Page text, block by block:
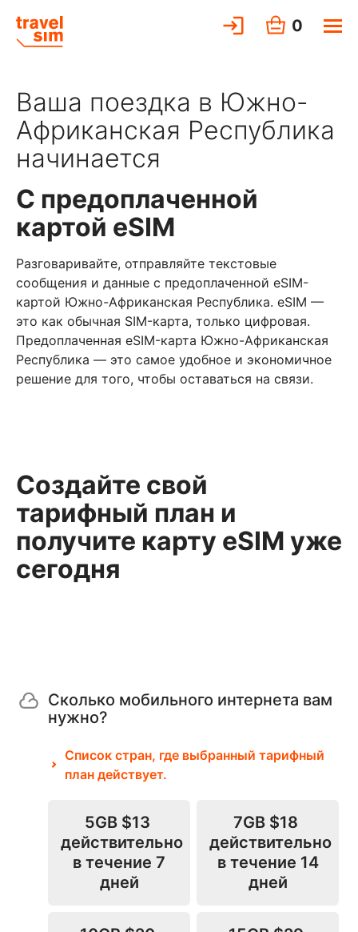
0
Ваша поездка в Южно-
Африканская Республика
начинается
С предоплаченной
картой eSIM
Разговаривайте, отправляйте текстовые
сообщения и данные с предоплаченной eSIM-
картой Южно-Африканская Республика. eSIM —
это как обычная SIM-карта, только цифровая.
Предоплаченная eSIM-карта Южно-Африканская
Республика — это самое удобное и экономичное
решение для того, чтобы оставаться на связи.
Создайте свой
тарифный план и
получите карту eSIM уже
сегодня
Сколько мобильного интернета вам
нужно?
Список стран, где выбранный тарифный
план действует.
5GB $13
действительно
в течение 7
дней
7GB $18
действительно
в течение 14
дней